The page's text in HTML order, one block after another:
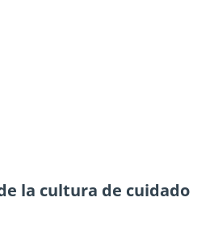
la cultura de cuidado